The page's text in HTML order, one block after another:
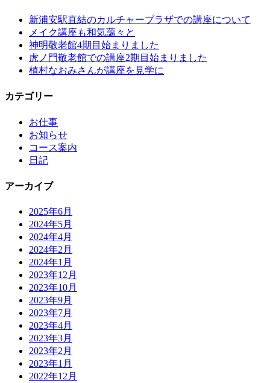
新浦安駅直結のカルチャープラザでの講座について
メイク講座も和気藹々と
神明敬老館4期目始まりました
虎ノ門敬老館での講座2期目始まりました
植村なおみさんが講座を見学に
カテゴリー
お仕事
お知らせ
コース案内
日記
アーカイブ
2025年6月
2024年5月
2024年4月
2024年2月
2024年1月
2023年12月
2023年10月
2023年9月
2023年7月
2023年4月
2023年3月
2023年2月
2023年1月
2022年12月